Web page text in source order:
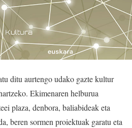
ditu aurtengo udako gazte kultur
Ekimenaren helburua
plaza, denbora, baliabideak eta
beren sormen proiektuak garatu eta